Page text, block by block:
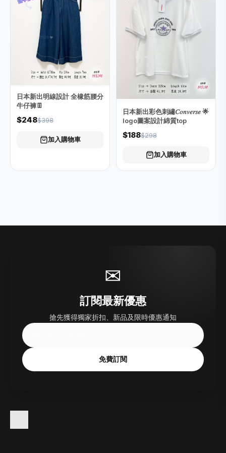
日本新出明線設計 全橡筋腰分
牛仔褲👖
$248$398
加入購物車
日本新出彩色刺繡𝐶𝑜𝑛𝑣𝑒𝑟𝑠𝑒 🌟
logo圖案設計綿質top
$188$298
加入購物車
✉
訂閱最新優惠
搶先獲得獨家折扣、新品及限時優惠通知
免費訂閱